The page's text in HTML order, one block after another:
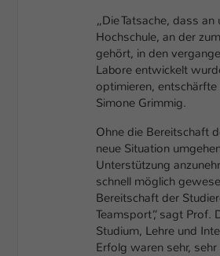
„Die Tatsache, dass
Hochschule, an der
gehört, in den
Labore entwickelt
optimieren, entschärfte
Simone Grimmig.
Ohne die Bereitschaft
neue Situation
Unterstützung
schnell möglich
Bereitschaft der
Teamsport“, sagt Prof.
Studium, Lehre und
Erfolg waren sehr,